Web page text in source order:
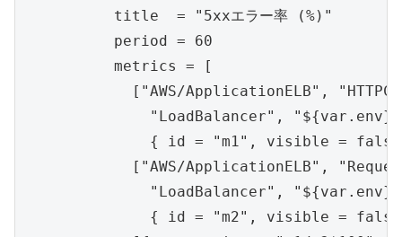
          title  = "5xxエラー率 (%)"
          period = 60
          metrics = [
["AWS/ApplicationELB",
"LoadBalancer",
{ id = "m1", visible =
["AWS/ApplicationELB",
"LoadBalancer",
{ id = "m2", visible =